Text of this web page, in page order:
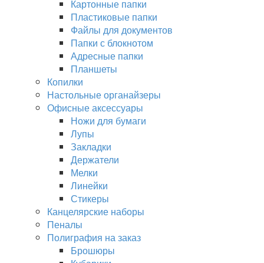
Картонные папки
Пластиковые папки
Файлы для документов
Папки с блокнотом
Адресные папки
Планшеты
Копилки
Настольные органайзеры
Офисные аксессуары
Ножи для бумаги
Лупы
Закладки
Держатели
Мелки
Линейки
Стикеры
Канцелярские наборы
Пеналы
Полиграфия на заказ
Брошюры